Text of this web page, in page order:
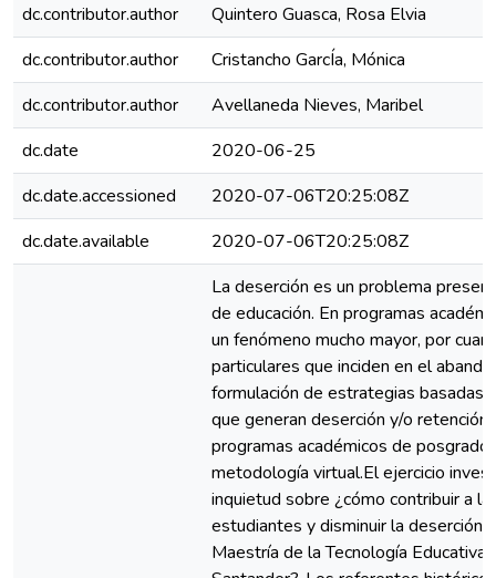
dc.contributor.author
Quintero Guasca, Rosa Elvia
dc.contributor.author
Cristancho GarcÍa, Mónica
dc.contributor.author
Avellaneda Nieves, Maribel
dc.date
2020-06-25
dc.date.accessioned
2020-07-06T20:25:08Z
dc.date.available
2020-07-06T20:25:08Z
La deserción es un problema
de educación. En programas
un fenómeno mucho mayor, por
particulares que inciden en el
formulación de estrategias basadas
que generan deserción y/o
programas académicos de
metodología virtual.El ejercicio
inquietud sobre ¿cómo contribuir a
estudiantes y disminuir la deserción
Maestría de la Tecnología Educativa